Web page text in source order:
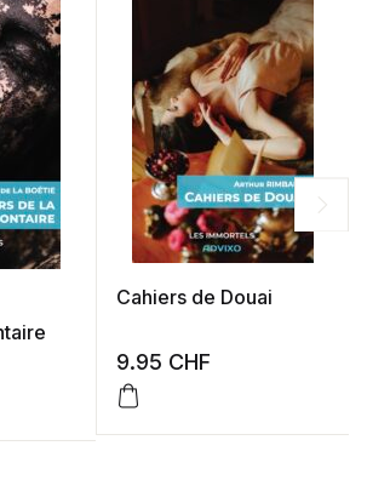
Cahiers de Douai
9.95 CHF